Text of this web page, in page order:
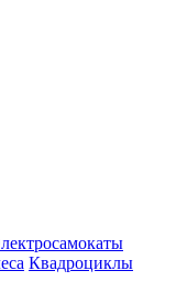
Квадроциклы